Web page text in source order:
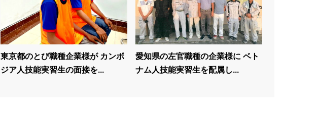
東京都のとび職種企業様が カンボ
ジア人技能実習生の面接を...
愛知県の左官職種の企業様に ベト
ナム人技能実習生を配属し...